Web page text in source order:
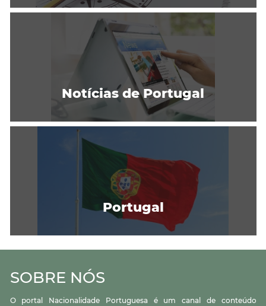
Notícias de Portugal
Portugal
SOBRE NÓS
O portal Nacionalidade Portuguesa é um canal de conteúdo